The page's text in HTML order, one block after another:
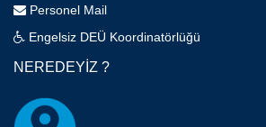
Personel Mail
Engelsiz DEÜ Koordinatörlüğü
NEREDEYİZ ?